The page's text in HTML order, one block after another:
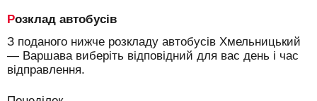
Розклад автобусів
З поданого нижче розкладу автобусів Хмельницький
— Варшава виберіть відповідний для вас день і час
відправлення.